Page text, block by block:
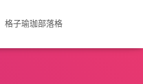
格子瑜珈部落格